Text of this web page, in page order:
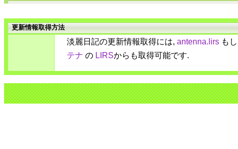
更新情報取得方法
淡麗日記の更新情報取得には, antenna.lirs も
テナ の LIRSからも取得可能です.